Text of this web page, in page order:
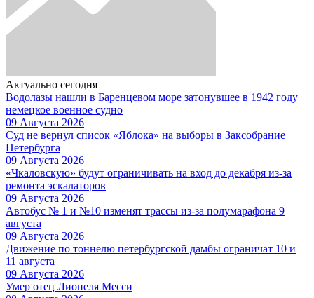
Актуально сегодня
Водолазы нашли в Баренцевом море затонувшее в 1942 году
немецкое военное судно
09 Августа 2026
Суд не вернул список «Яблока» на выборы в Заксобрание
Петербурга
09 Августа 2026
«Чкаловскую» будут ограничивать на вход до декабря из-за
ремонта эскалаторов
09 Августа 2026
Автобус № 1 и №10 изменят трассы из-за полумарафона 9
августа
09 Августа 2026
Движение по тоннелю петербургской дамбы ограничат 10 и
11 августа
09 Августа 2026
Умер отец Лионеля Месси